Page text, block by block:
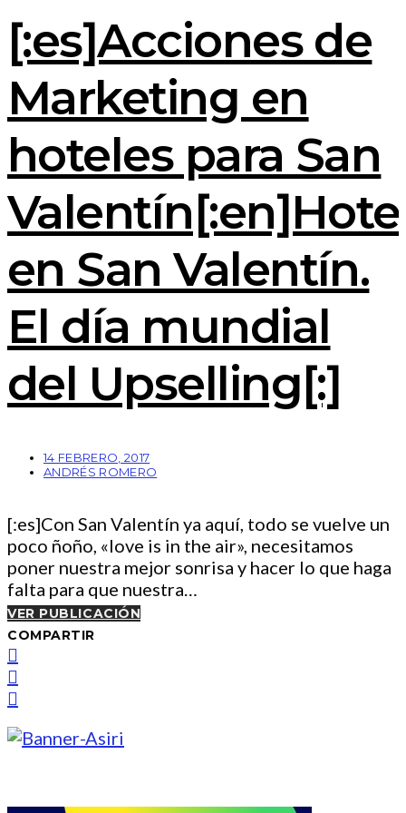
[:es]Acciones de
Marketing en
hoteles para San
en San Valentín.
El día mundial
del Upselling[:]
14 FEBRERO, 2017
ANDRÉS ROMERO
[:es]Con San Valentín ya aquí, todo se vuelve un
poco ñoño, «love is in the air», necesitamos
poner nuestra mejor sonrisa y hacer lo que haga
falta para que nuestra…
VER PUBLICACIÓN
COMPARTIR